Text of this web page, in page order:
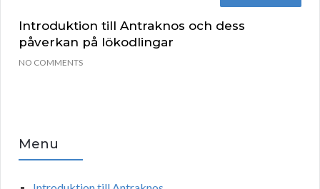
Introduktion till Antraknos och dess
påverkan på lökodlingar
NO COMMENTS
Menu